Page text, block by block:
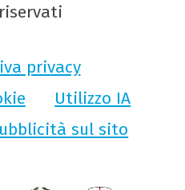
privacy
Utilizzo IA
sul sito